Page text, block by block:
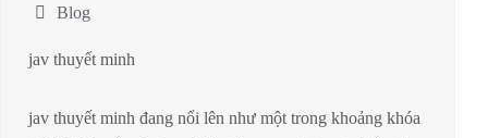
Blog
jav thuyết minh
jav thuyết minh đang nổi lên như một trong khoảng khóa